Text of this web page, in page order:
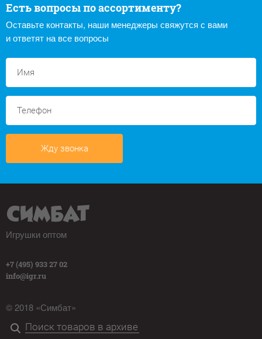
Есть вопросы по ассортименту?
Оставьте контакты, наши менеджеры свяжутся с вами
и ответят на все вопросы
Жду звонка
Игрушки оптом
+7 (495) 933 27 02
info@igr.ru
© 2018 «Симбат»